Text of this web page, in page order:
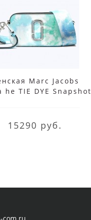
Marc Jacobs
he TIE DYE Snapshot
15290 руб.
com.ru